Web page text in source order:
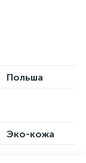
Польша
Эко-кожа